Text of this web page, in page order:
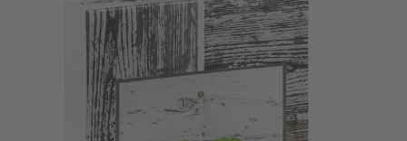
TISKÁRNY A SKENERY
FOTOBRAŠNY